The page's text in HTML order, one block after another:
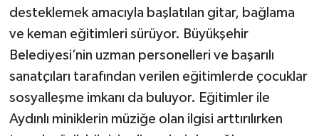
desteklemek amacıyla başlatılan gitar, bağlama
ve keman eğitimleri sürüyor. Büyükşehir
Belediyesi’nin uzman personelleri ve başarılı
sanatçıları tarafından verilen eğitimlerde çocuklar
sosyalleşme imkanı da buluyor. Eğitimler ile
Aydınlı miniklerin müziğe olan ilgisi arttırılırken
YAŞAM
YEREL
AFYON
AFYONKARAHİSAR